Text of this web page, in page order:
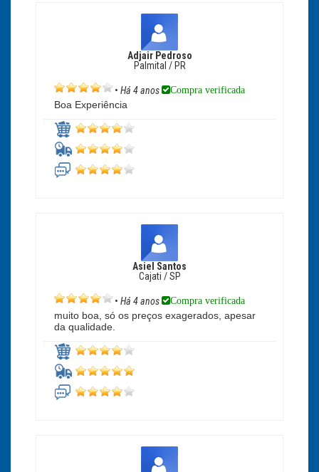
Adjair Pedroso
Palmital / PR
• Há 4 anos Compra verificada
Boa Experiência
Asiel Santos
Cajati / SP
• Há 4 anos Compra verificada
muito boa, só os preços exagerados, apesar
da qualidade.